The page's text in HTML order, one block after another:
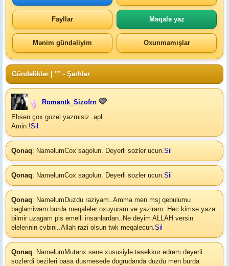
Fayllar Məqalə yaz
Mənim gündəliyim Oxunmamışlar
Gündəliklər | "" - Şərhler
Romantk_Sizofrn
Ehsen çox gozel yazmisiz .apl. .
Amin !Sil
Qonaq: NaməlumCox sagolun. Deyerli sozler ucun.Sil
Qonaq: NaməlumCox sagolun. Deyerli sozler ucun.Sil
Qonaq: Naməlum Duzdu raziyam..Amma men msj qebulumu
baglamiwam burda meqaleler oxuyuram ve yaziram..Hec kimse yaza
bilmir uzagam pis emelli insanlardan..Ne deyim ALLAH versin
elelerinin cvbini..Allah razi olsun twk meqalecun.Sil
Qonaq: Naməlum Mutanx sene xususiyle tesekkur edrem deyerli
sozlerdi bezileri basa dusmesede dogrudanda duzdu men burda